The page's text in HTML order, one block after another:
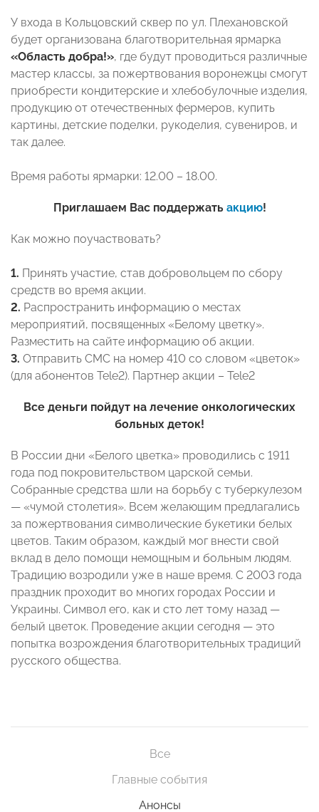
У входа в Кольцовский сквер по ул. Плехановской
будет организована благотворительная ярмарка
«Область добра!», где будут проводиться различные
мастер классы, за пожертвования воронежцы смогут
приобрести кондитерские и хлебобулочные изделия,
продукцию от отечественных фермеров, купить
картины, детские поделки, рукоделия, сувениров, и
так далее.
Время работы ярмарки: 12.00 – 18.00.
Приглашаем Вас поддержать акцию!
Как можно поучаствовать?
1. Принять участие, став добровольцем по сбору
средств во время акции.
2. Распространить информацию о местах
мероприятий, посвященных «Белому цветку».
Разместить на сайте информацию об акции.
3. Отправить СМС на номер 410 со словом «цветок»
(для абонентов Tele2). Партнер акции – Tele2
Все деньги пойдут на лечение онкологических
больных деток!
В России дни «Белого цветка» проводились с 1911
года под покровительством царской семьи.
Собранные средства шли на борьбу с туберкулезом
— «чумой столетия». Всем желающим предлагались
за пожертвования символические букетики белых
цветов. Таким образом, каждый мог внести свой
вклад в дело помощи немощным и больным людям.
Традицию возродили уже в наше время. С 2003 года
праздник проходит во многих городах России и
Украины. Символ его, как и сто лет тому назад —
белый цветок. Проведение акции сегодня — это
попытка возрождения благотворительных традиций
русского общества.
Все
Главные события
Анонсы